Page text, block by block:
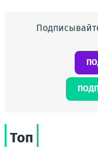
Топ